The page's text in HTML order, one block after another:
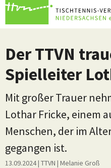
Zum Hauptinhalt springen
Der TTVN
Spielleiter
Mit großer Trauer
Lothar Fricke, einem
Menschen, der im
gegangen ist.
13.09.2024| TTVN | Melanie Groß